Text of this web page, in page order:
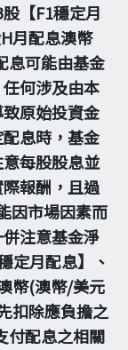
【F1穩定月
月配息澳幣
息可能由基金
何涉及由本
原始投資金
息時，基金
每股股息並
報酬，且過
因市場因素而
注意基金淨
定月配息】、
幣(澳幣/美元
扣除應負擔之
付配息之相關